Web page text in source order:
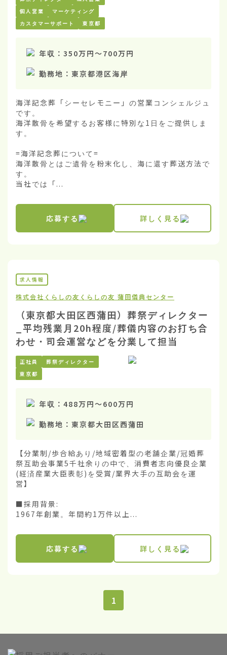
個人営業
マーケティング
カスタマーサポート
東京都
年収： 350万円〜700万円
勤務地： 東京都港区海岸
海洋記念葬「シーセレモニー」の営業コンシェルジュ
です。
海洋散骨を希望するお客様に特別な1日をご提供しま
す。
=海洋記念葬について=
海洋散骨とはご遺骨を粉末化し、海に還す葬送方法で
す。
当社では「...
応募する 詳しく見る
求人情報
株式会社くらしの友 くらしの友 蒲田儀典センター
（東京都大田区西蒲田）葬祭ディレクター
_平均残業月20h程度/葬儀内容のお打ち合
わせ・司会運営などを分業して担当
正社員
葬祭ディレクター
東京都
年収： 488万円〜600万円
勤務地： 東京都大田区西蒲田
【分業制/歩合給あり/地域密着型の老舗企業/冠婚葬
祭互助会事業5千社余りの中で、消費者志向優良企業
(経済産業大臣表彰)を受賞/業界大手の互助会を運
営】
■採用背景:
1967年創業。年間約1万件以上...
応募する 詳しく見る
1